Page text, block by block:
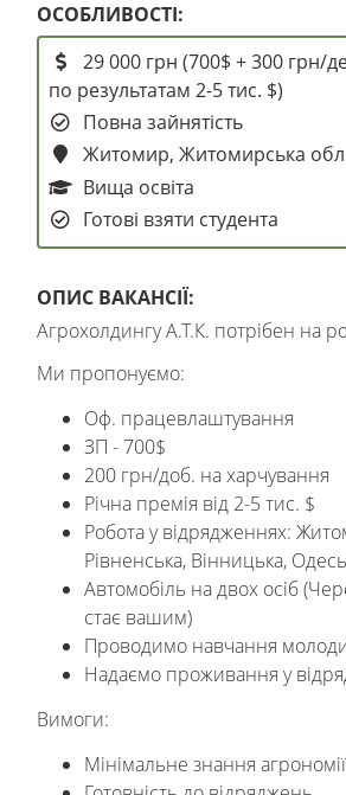
ОСОБЛИВОСТІ:
29 000 грн (700$ + 300 грн/
по результатам 2-5 тис. $)
Повна зайнятість
Житомир, Житомирська обл
Вища освіта
Готові взяти студента
ОПИС ВАКАНСІЇ:
Агрохолдингу А.Т.К. потрібен на
Ми пропонуємо:
Оф. працевлаштування
ЗП - 700$
200 грн/доб. на харчування
Річна премія від 2-5 тис. $
Робота у відрядженнях:
Рівненська, Вінницька,
Автомобіль на двох осіб
стає вашим)
Проводимо навчання
Надаємо проживання у
Вимоги:
Мінімальне знання агрономії